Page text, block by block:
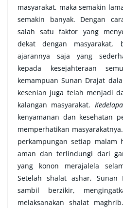
masyarakat, maka semakin
semakin banyak. Dengan
salah satu faktor yang
dekat dengan masyarakat,
ajarannya saja yang
kepada kesejahteraan
kemampuan Sunan Drajat
kesenian juga telah menjadi
kalangan masyarakat.
kenyamanan dan kesehatan
memperhatikan
perkampungan setiap malam
aman dan terlindungi dari
yang konon merajalela
Setelah shalat ashar,
sambil berzikir,
melaksanakan shalat